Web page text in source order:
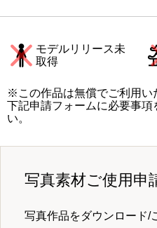
モデルリリース未
取得
※この作品は無償でご利用い
下記申請フォームに必要事項
い。
写真素材ご使用申
写真作品をダウンロード/